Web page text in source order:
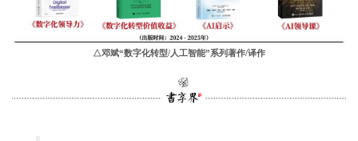
△邓斌“数字化转型/人工智能”系列著作/译作